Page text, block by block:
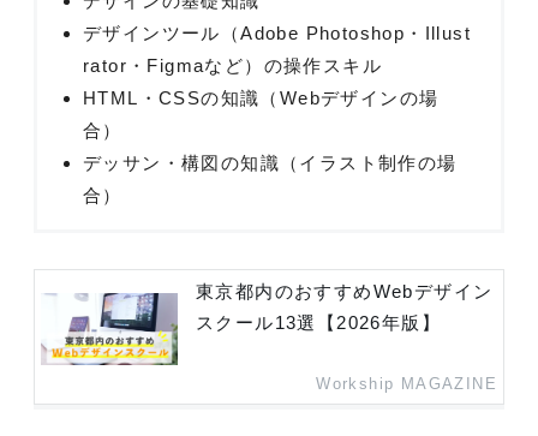
デザインツール（Adobe Photoshop・Illust
rator・Figmaなど）の操作スキル
HTML・CSSの知識（Webデザインの場
合）
デッサン・構図の知識（イラスト制作の場
合）
東京都内のおすすめWebデザイン
スクール13選【2026年版】
Workship MAGAZINE